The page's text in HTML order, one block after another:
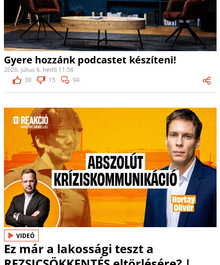
Gyere hozzánk podcastet készíteni!
2026. július 6. hétfő 11:58
30
15 94
VIDEÓ
Ez már a lakossági teszt a